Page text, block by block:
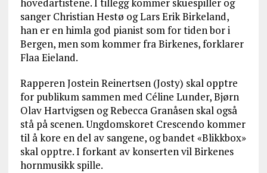
sanger Christian Hestø og Lars Erik Birkeland,
han er en himla god pianist som for tiden bor i
Bergen, men som kommer fra Birkenes, forklarer
Flaa Eieland.
Rapperen Jostein Reinertsen (Josty) skal opptre
for publikum sammen med Céline Lunder, Bjørn
Olav Hartvigsen og Rebecca Granåsen skal også
stå på scenen. Ungdomskoret Crescendo kommer
til å kore en del av sangene, og bandet «Blikkbox»
skal opptre. I forkant av konserten vil Birkenes
hornmusikk spille.